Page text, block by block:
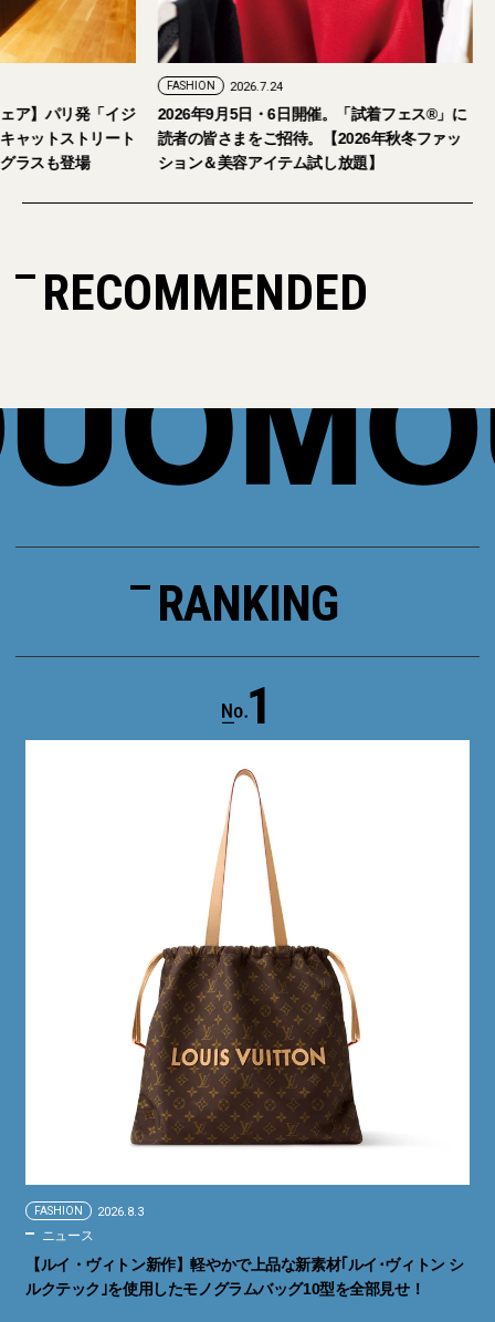
【おしゃれな大人のアイウェア】パリ発「イジ
ピジ」が国内初の旗艦店をキャットストリート
にオープン。日本限定サングラスも登場
2026年9月5日・6日
読者の皆さまをご招
ション＆美容アイテ
RECOMMENDED
RANKING
1
FASHION 2026.8.3
ニュース
【ルイ・ヴィトン新作】軽やかで上品な新素材｢ルイ･ヴィトン シ
ルクテック｣を使用したモノグラムバッグ10型を全部見せ！